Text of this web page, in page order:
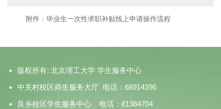
附件：毕业生一次性求职补贴线上申请操作流程
版权所有: 北京理工大学 学生服务中心
中关村校区师生服务大厅 电话：68914396
良乡校区学生服务中心 电话：81384704